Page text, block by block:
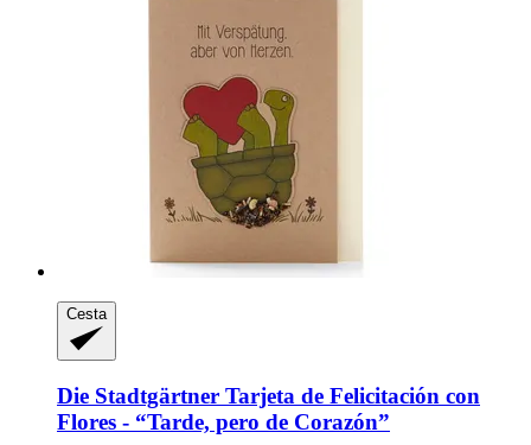
Cesta
Die Stadtgärtner Tarjeta de Felicitación con
Flores -​ “Tarde, pero de Corazón”